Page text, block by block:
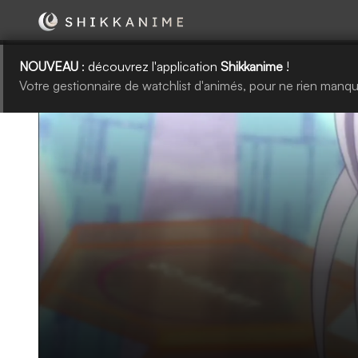
NOUVEAU : découvrez l'application Shikkanime !
Votre gestionnaire de watchlist d'animés, pour ne rien